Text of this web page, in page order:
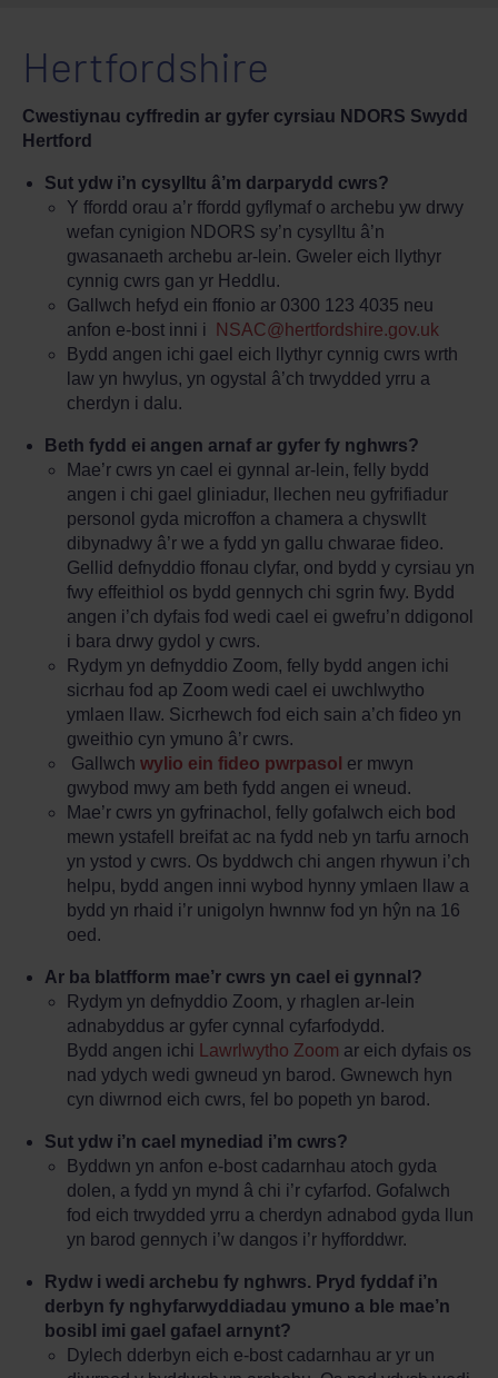
Hertfordshire
Cwestiynau cyffredin ar gyfer cyrsiau NDORS Swydd
Hertford
Sut ydw i’n cysylltu â’m darparydd cwrs?
Y ffordd orau a’r ffordd gyflymaf o archebu yw drwy
wefan cynigion NDORS sy’n cysylltu â’n
gwasanaeth archebu ar-lein. Gweler eich llythyr
cynnig cwrs gan yr Heddlu.
Gallwch hefyd ein ffonio ar 0300 123 4035 neu
anfon e-bost inni i
NSAC@hertfordshire.gov.uk
Bydd angen ichi gael eich llythyr cynnig cwrs wrth
law yn hwylus, yn ogystal â’ch trwydded yrru a
cherdyn i dalu.
Beth fydd ei angen arnaf ar gyfer fy nghwrs?
Mae’r cwrs yn cael ei gynnal ar-lein, felly bydd
angen i chi gael gliniadur, llechen neu gyfrifiadur
personol gyda microffon a chamera a chyswllt
dibynadwy â’r we a fydd yn gallu chwarae fideo.
Gellid defnyddio ffonau clyfar, ond bydd y cyrsiau yn
fwy effeithiol os bydd gennych chi sgrin fwy. Bydd
angen i’ch dyfais fod wedi cael ei gwefru’n ddigonol
i bara drwy gydol y cwrs.
Rydym yn defnyddio Zoom, felly bydd angen ichi
sicrhau fod ap Zoom wedi cael ei uwchlwytho
ymlaen llaw. Sicrhewch fod eich sain a’ch fideo yn
gweithio cyn ymuno â’r cwrs.
Gallwch wylio ein fideo pwrpasol er mwyn
gwybod mwy am beth fydd angen ei wneud.
Mae’r cwrs yn gyfrinachol, felly gofalwch eich bod
mewn ystafell breifat ac na fydd neb yn tarfu arnoch
yn ystod y cwrs. Os byddwch chi angen rhywun i’ch
helpu, bydd angen inni wybod hynny ymlaen llaw a
bydd yn rhaid i’r unigolyn hwnnw fod yn hŷn na 16
oed.
Ar ba blatfform mae’r cwrs yn cael ei gynnal?
Rydym yn defnyddio Zoom, y rhaglen ar-lein
adnabyddus ar gyfer cynnal cyfarfodydd.
Bydd angen ichi
Lawrlwytho Zoom ar eich dyfais os
nad ydych wedi gwneud yn barod. Gwnewch hyn
cyn diwrnod eich cwrs, fel bo popeth yn barod.
Sut ydw i’n cael mynediad i’m cwrs?
Byddwn yn anfon e-bost cadarnhau atoch gyda
dolen, a fydd yn mynd â chi i’r cyfarfod. Gofalwch
fod eich trwydded yrru a cherdyn adnabod gyda llun
yn barod gennych i’w dangos i’r hyfforddwr.
Rydw i wedi archebu fy nghwrs. Pryd fyddaf i’n
derbyn fy nghyfarwyddiadau ymuno a ble mae’n
bosibl imi gael gafael arnynt?
Dylech dderbyn eich e-bost cadarnhau ar yr un